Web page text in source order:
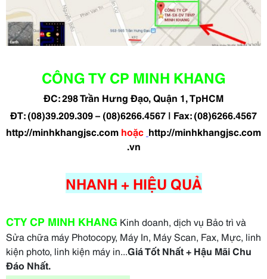
CÔNG TY CP MINH KHANG
ĐC: 298 Trần Hưng Đạo, Quận 1, TpHCM
ĐT: (08)39.209.309 – (08)6266.4567 | Fax: (08)6266.4567
http://minhkhangjsc.com hoặc http://minhkhangjsc.com
.vn
NHANH + HIỆU QUẢ
CTY CP MINH KHANG Kinh doanh, dịch vụ Bảo trì và
Sửa chữa máy Photocopy, Máy In, Máy Scan, Fax, Mực, linh
kiện photo, linh kiện máy in...Giá Tốt Nhất + Hậu Mãi Chu
Đáo Nhất.